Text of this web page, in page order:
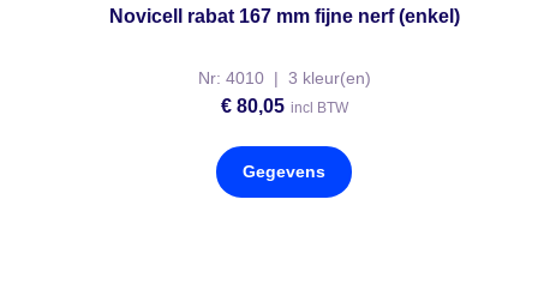
Novicell rabat 167 mm fijne nerf (enkel)
Nr: 4010 | 3 kleur(en)
€80,05 incl BTW
Gegevens